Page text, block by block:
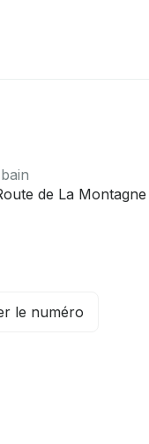
de La Montagne
le numéro